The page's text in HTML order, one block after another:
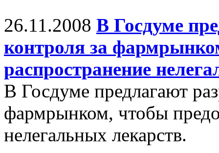
26.11.2008 В Госдуме
контроля за
распространение
В Госдуме предлагают
фармрынком, чтобы
нелегальных лекарств.